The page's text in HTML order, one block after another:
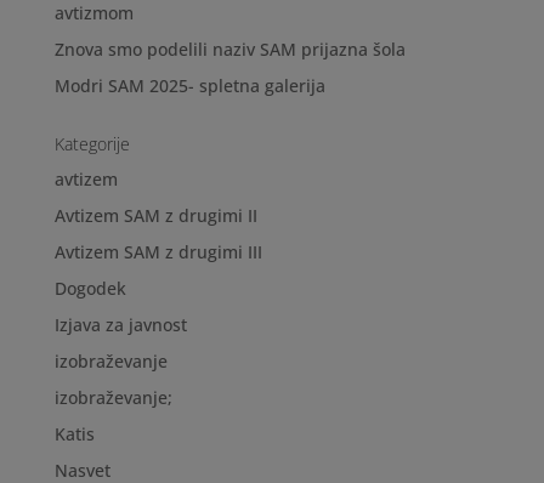
avtizmom
Znova smo podelili naziv SAM prijazna šola
Modri SAM 2025- spletna galerija
Kategorije
avtizem
Avtizem SAM z drugimi II
Avtizem SAM z drugimi III
Dogodek
Izjava za javnost
izobraževanje
izobraževanje;
Katis
Nasvet